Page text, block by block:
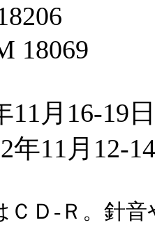
11月16-19
月12-14
ＣＤ-Ｒ。針